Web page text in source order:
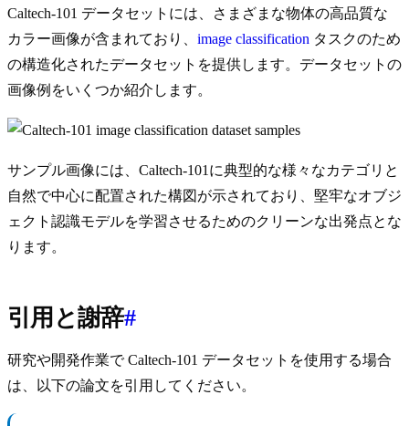
Caltech-101 データセットには、さまざまな物体の高品質な
カラー画像が含まれており、 image classification タスクのため
の構造化されたデータセットを提供します。データセットの
画像例をいくつか紹介します。
サンプル画像には、Caltech-101に典型的な様々なカテゴリと
自然で中心に配置された構図が示されており、堅牢なオブジ
ェクト認識モデルを学習させるためのクリーンな出発点とな
ります。
引用と謝辞#
研究や開発作業で Caltech-101 データセットを使用する場合
は、以下の論文を引用してください。